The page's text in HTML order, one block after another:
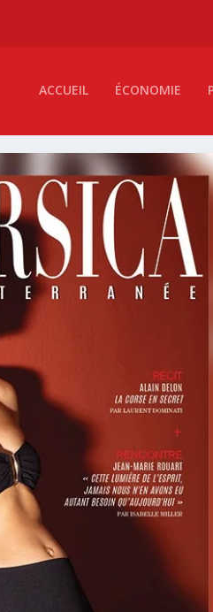
ACCUEIL ÉCONOMIE